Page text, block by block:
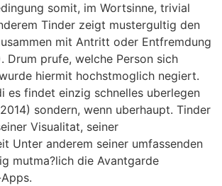
somit, im Wortsinne, trivial
Tinder zeigt mustergultig den
mit Antritt oder Entfremdung
Drum prufe, welche Person sich
hiermit hochstmoglich negiert.
es findet einzig schnelles uberlegen
sondern, wenn uberhaupt. Tinder
Visualitat, seiner
Unter anderem seiner umfassenden
mutma?lich die Avantgarde